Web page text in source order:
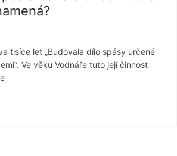
tisíce let „Budovala dílo spásy určené
Ve věku Vodnáře tuto její činnost